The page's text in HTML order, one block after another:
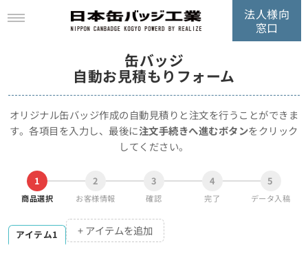
法人様向
窓口
缶バッジ
自動お見積もりフォーム
オリジナル缶バッジ作成の自動見積りと注文を行うことができま
す。各項目を入力し、最後に注文手続きへ進むボタンをクリック
してください。
1
商品選択
2
お客様情報
3
確認
4
完了
5
データ入稿
アイテム1 + アイテムを追加